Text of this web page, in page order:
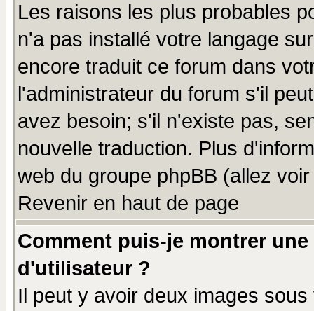
Les raisons les plus probables
n'a pas installé votre langage
encore traduit ce forum dans
l'administrateur du forum s'il
avez besoin; s'il n'existe pas,
nouvelle traduction. Plus
web du groupe phpBB (allez
Revenir en haut de page
Comment puis-je montrer
d'utilisateur ?
Il peut y avoir deux images